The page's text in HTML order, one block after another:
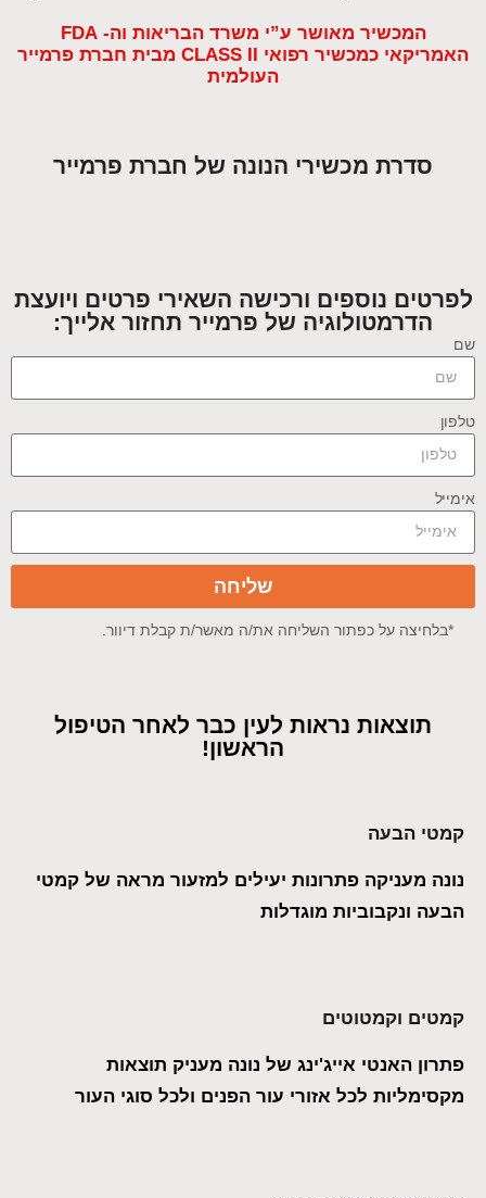
המכשיר מאושר ע”י משרד הבריאות וה- FDA
האמריקאי כמכשיר רפואי CLASS II מבית חברת פרמייר
העולמית
סדרת מכשירי הנונה של חברת פרמייר
לפרטים נוספים ורכישה השאירי פרטים ויועצת
הדרמטולוגיה של פרמייר תחזור אלייך:
שם
טלפון
אימייל
שליחה
*בלחיצה על כפתור השליחה את/ה מאשר/ת קבלת דיוור.
תוצאות נראות לעין כבר לאחר הטיפול
הראשון!
קמטי הבעה
נונה מעניקה פתרונות יעילים למזעור מראה של קמטי
הבעה ונקבוביות מוגדלות
קמטים וקמטוטים
פתרון האנטי אייג'ינג של נונה מעניק תוצאות
מקסימליות לכל אזורי עור הפנים ולכל סוגי העור